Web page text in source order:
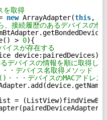
を取得
new ArrayAdapter(this,
接続履歴のあるデバイスの情
> 0){
イスが存在する
device:pairedDevices){
デバイスの情報を順に取得し
・デバイス名取得メソッド
・・デバイスのMACアドレス
=